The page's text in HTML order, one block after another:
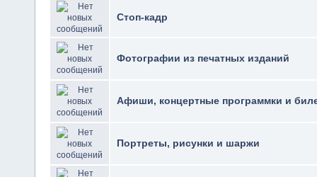
Стоп-кадр
Фотографии из печатных изданий
Афиши, концертные программки и
Портреты, рисунки и шаржи